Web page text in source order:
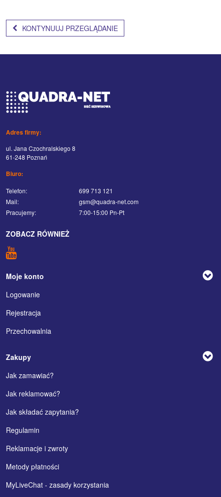
KONTYNUUJ PRZEGLĄDANIE
Adres firmy:
ul. Jana Czochralskiego 8
61-248 Poznań
Biuro:
Telefon:
699 713 121
Mail:
gsm@quadra-net.com
Pracujemy:
7:00-15:00 Pn-Pt
ZOBACZ RÓWNIEŻ
Moje konto
Logowanie
Rejestracja
Przechowalnia
Zakupy
Jak zamawiać?
Jak reklamować?
Jak składać zapytania?
Regulamin
Reklamacje i zwroty
Metody płatności
MyLiveChat - zasady korzystania